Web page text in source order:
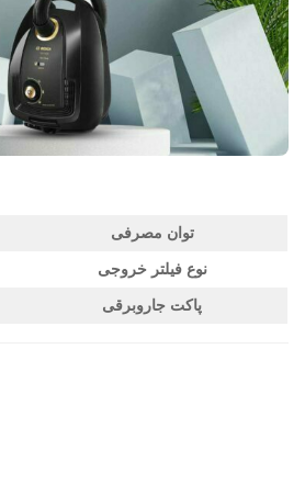
توان مصرفی
نوع فیلتر خروجی
پاکت جاروبرقی